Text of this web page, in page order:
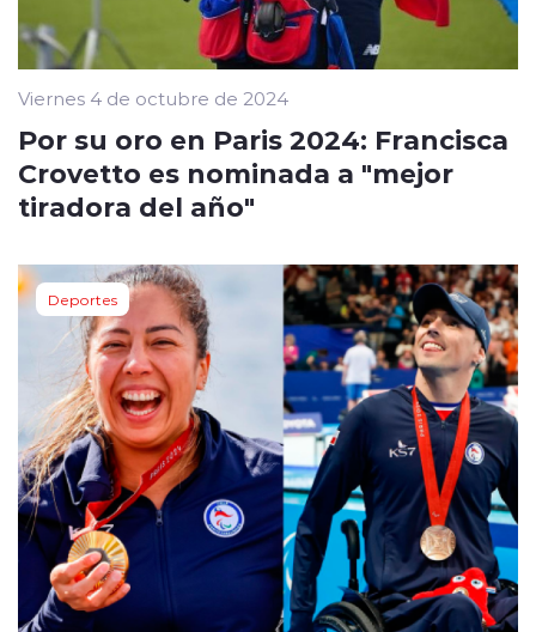
Viernes 4 de octubre de 2024
Por su oro en Paris 2024: Francisca
Crovetto es nominada a "mejor
tiradora del año"
Deportes